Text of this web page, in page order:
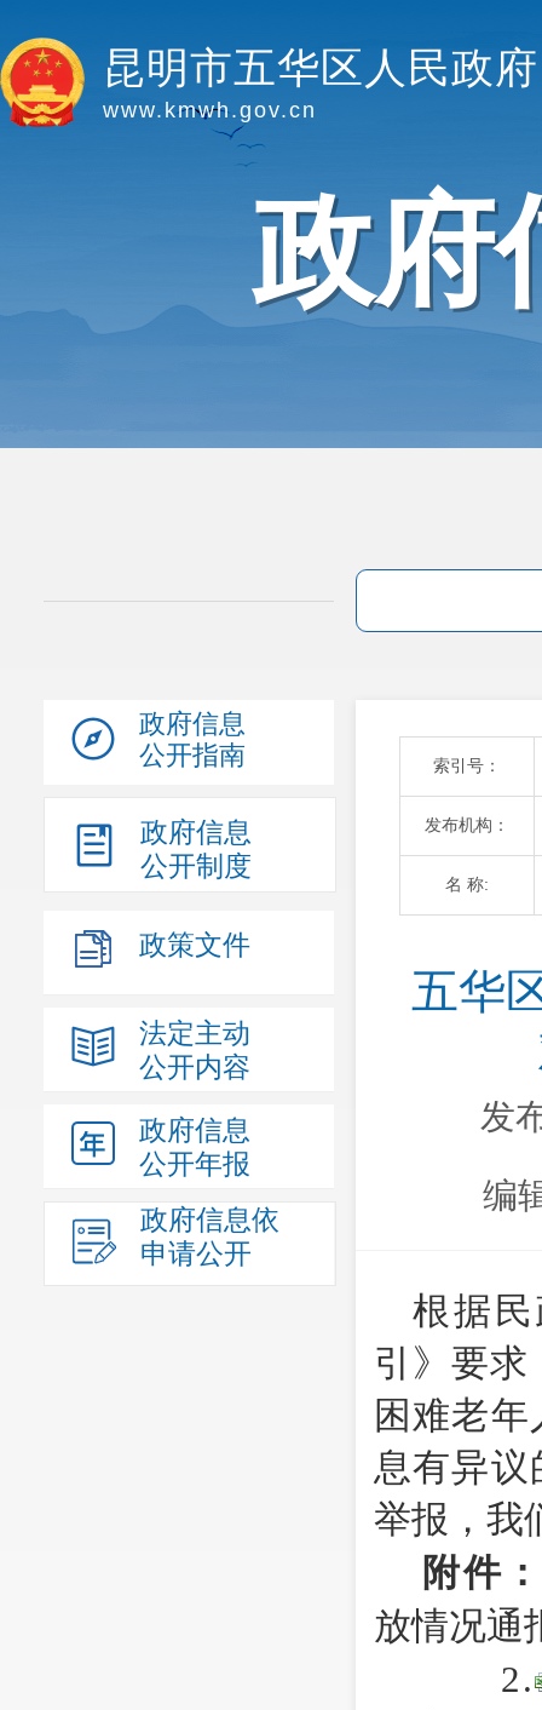
昆明市五华区人民政府
www.kmwh.gov.cn
政府
政府信息
公开指南
政府信息
公开制度
政策文件
法定主动
公开内容
政府信息
公开年报
政府信息依
申请公开
索引号：
发布机构：
名 称:
五华
发
编
根据
引》要求
困难老
息有异议
举报，我
附件
放情况通
2.